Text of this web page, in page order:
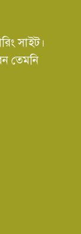
সাইট।
তেমনি